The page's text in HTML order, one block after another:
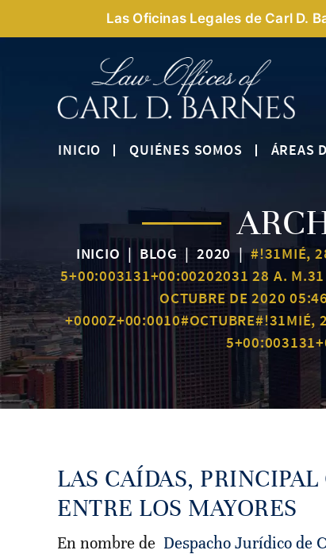
Las Oficinas Legales de Carl D.
INICIO QUIÉNES SOMOS ÁREAS
INICIO | BLOG |2020|#!31MIÉ,
5+00:003131+00:00202031 28 A.
OCTUBRE DE 2020
+0000Z+00:0010#OCTUBRE#!31MIÉ,
LAS CAÍDAS,
ENTRE LOS MAYORES
En nombre de Despacho Jurídico de